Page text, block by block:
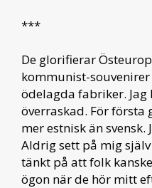
***
De glorifierar
kommunist-
ödelagda fabriker.
överraskad. För första
mer estnisk än
Aldrig sett på mig
tänkt på att folk
ögon när de hör mitt